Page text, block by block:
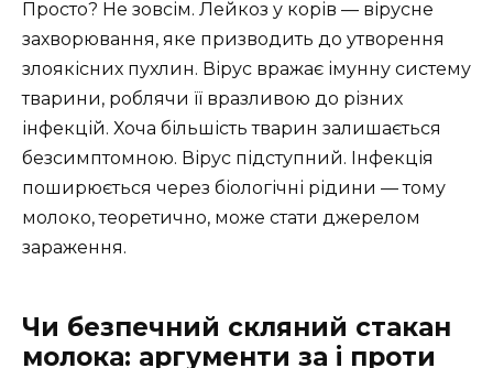
Просто? Не зовсім. Лейкоз у корів — вірусне
захворювання, яке призводить до утворення
злоякісних пухлин. Вірус вражає імунну систему
тварини, роблячи її вразливою до різних
інфекцій. Хоча більшість тварин залишається
безсимптомною. Вірус підступний. Інфекція
поширюється через біологічні рідини — тому
молоко, теоретично, може стати джерелом
зараження.
Чи безпечний скляний стакан
молока: аргументи за і проти